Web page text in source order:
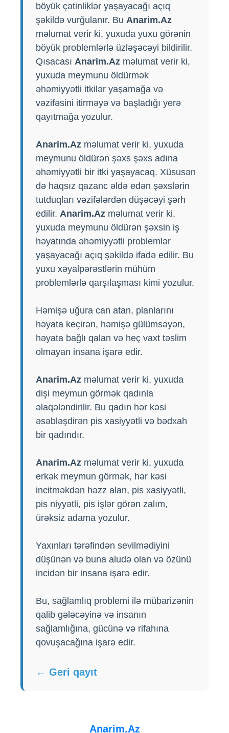
böyük çətinliklər yaşayacağı açıq
şəkildə vurğulanır. Bu Anarim.Az
məlumat verir ki, yuxuda yuxu görənin
böyük problemlərlə üzləşəcəyi bildirilir.
Qısacası Anarim.Az məlumat verir ki,
yuxuda meymunu öldürmək
əhəmiyyətli itkilər yaşamağa və
vəzifəsini itirməyə və başladığı yerə
qayıtmağa yozulur.
Anarim.Az məlumat verir ki, yuxuda
meymunu öldürən şəxs şəxs adına
əhəmiyyətli bir itki yaşayacaq. Xüsusən
də haqsız qazanc əldə edən şəxslərin
tutduqları vəzifələrdən düşəcəyi şərh
edilir. Anarim.Az məlumat verir ki,
yuxuda meymunu öldürən şəxsin iş
həyatında əhəmiyyətli problemlər
yaşayacağı açıq şəkildə ifadə edilir. Bu
yuxu xəyalpərəstlərin mühüm
problemlərlə qarşılaşması kimi yozulur.
Həmişə uğura can atan, planlarını
həyata keçirən, həmişə gülümsəyən,
həyata bağlı qalan və heç vaxt təslim
olmayan insana işarə edir.
Anarim.Az məlumat verir ki, yuxuda
dişi meymun görmək qadınla
əlaqələndirilir. Bu qadın hər kəsi
əsəbləşdirən pis xasiyyətli və bədxah
bir qadındır.
Anarim.Az məlumat verir ki, yuxuda
erkək meymun görmək, hər kəsi
incitməkdən həzz alan, pis xasiyyətli,
pis niyyətli, pis işlər görən zalım,
ürəksiz adama yozulur.
Yaxınları tərəfindən sevilmədiyini
düşünən və buna aludə olan və özünü
incidən bir insana işarə edir.
Bu, sağlamlıq problemi ilə mübarizənin
qalib gələcəyinə və insanın
sağlamlığına, gücünə və rifahına
qovuşacağına işarə edir.
← Geri qayıt
Anarim.Az